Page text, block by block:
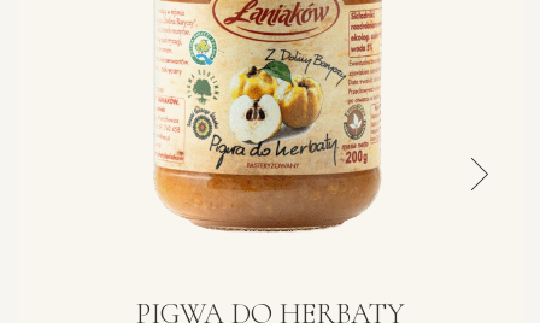
PIGWA DO HERBATY